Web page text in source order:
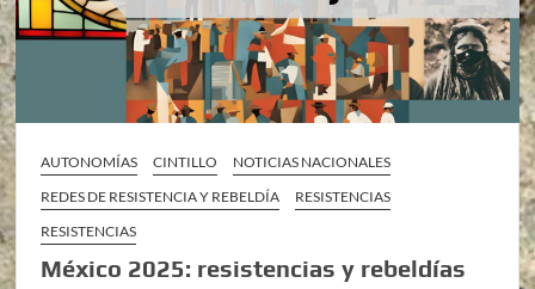
AUTONOMÍAS CINTILLO
NOTICIAS NACIONALES
REDES DE RESISTENCIA Y REBELDÍA
RESISTENCIAS
RESISTENCIAS
México 2025: resistencias y rebeldías